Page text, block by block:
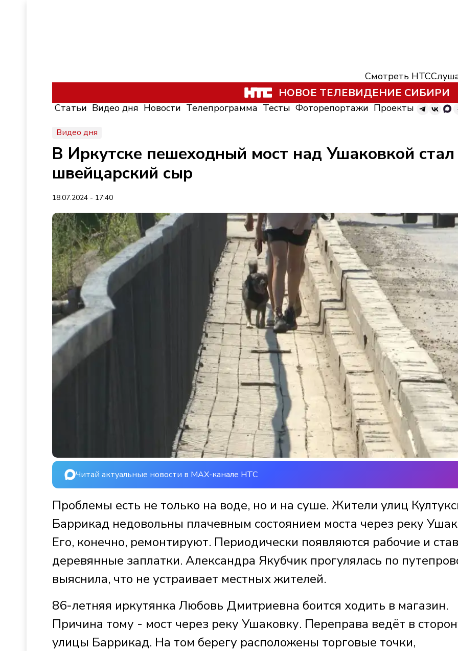
Смотреть НТС
НОВОЕ ТЕЛЕВИДЕНИЕ СИБИРИ
Статьи Видео дня Новости Телепрограмма Тесты Фоторепортажи Проекты
Видео дня
В Иркутске пешеходный мост над Ушаковкой
швейцарский сыр
18.07.2024 - 17:40
Читай актуальные новости в MAX-канале НТС
Проблемы есть не только на воде, но и на суше. Жители улиц
Баррикад недовольны плачевным состоянием моста через реку
Его, конечно, ремонтируют. Периодически появляются рабочие и
деревянные заплатки. Александра Якубчик прогулялась по
выяснила, что не устраивает местных жителей.
86-летняя иркутянка Любовь Дмитриевна боится ходить в магазин.
Причина тому - мост через реку Ушаковку. Переправа ведёт в
улицы Баррикад. На том берегу расположены торговые точки,